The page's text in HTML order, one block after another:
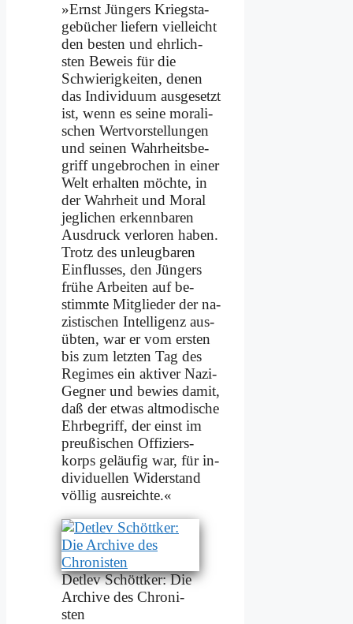
»Ernst Jün­gers Kriegs­ta­
ge­bü­cher lie­fern viel­leicht
den be­sten und ehr­lich­
sten Be­weis für die
Schwie­rig­kei­ten, de­nen
das In­di­vi­du­um aus­ge­setzt
ist, wenn es sei­ne mo­ra­li­
schen Wert­vor­stel­lun­gen
und sei­nen Wahr­heits­be­
griff un­ge­bro­chen in ei­ner
Welt er­hal­ten möch­te, in
der Wahr­heit und Mo­ral
jeg­li­chen er­kenn­ba­ren
Aus­druck ver­lo­ren ha­ben.
Trotz des un­leug­ba­ren
Ein­flus­ses, den Jün­gers
frü­he Ar­bei­ten auf be­
stimm­te Mit­glie­der der na­
zi­sti­schen In­tel­li­genz aus­
üb­ten, war er vom er­sten
bis zum letz­ten Tag des
Re­gimes ein ak­ti­ver Na­zi-
Geg­ner und be­wies da­mit,
daß der et­was alt­mo­di­sche
Ehr­be­griff, der einst im
preu­ßi­schen Of­fi­ziers­
korps ge­läu­fig war, für in­
di­vi­du­el­len Wi­der­stand
völ­lig aus­reich­te.«
Det­lev Schött­ker: Die
Ar­chi­ve des Chro­ni­
sten